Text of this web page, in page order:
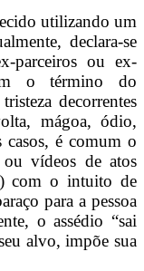
utilizando um
declara-se
parceiros ou ex-
o término do
decorrentes
mágoa, ódio,
casos, é comum o
vídeos de atos
com o intuito de
para a pessoa
o assédio “sai
alvo, impõe sua